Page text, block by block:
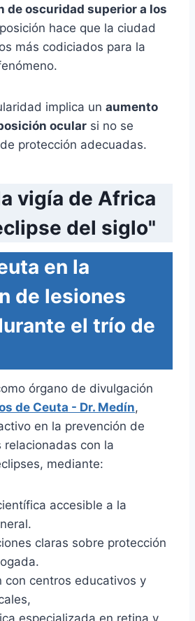
de oscuridad superior a los
hace que la ciudad
más codiciados para la
implica un aumento
ocular si no se
protección adecuadas.
vigía de Africa
del siglo"
en la
de lesiones
el trío de
órgano de divulgación
de Ceuta - Dr. Medín,
en la prevención de
relacionadas con la
mediante:
accesible a la
claras sobre protección
con centros educativos y
especializada en retina y